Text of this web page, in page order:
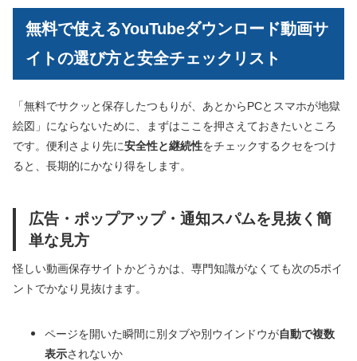
無料で使えるYouTubeダウンロード動画サ
イトの選び方と安全チェックリスト
「無料でサクッと保存したつもりが、あとからPCとスマホが地獄
絵図」にならないために、まずはここを押さえておきたいところ
です。便利さより先に安全性と継続性をチェックするクセをつけ
ると、長期的にかなり得をします。
広告・ポップアップ・通知スパムを見抜く簡
単な見方
怪しい動画保存サイトかどうかは、専門知識がなくても次の5ポイ
ントでかなり見抜けます。
ページを開いた瞬間に別タブや別ウインドウが自動で複数
表示されないか